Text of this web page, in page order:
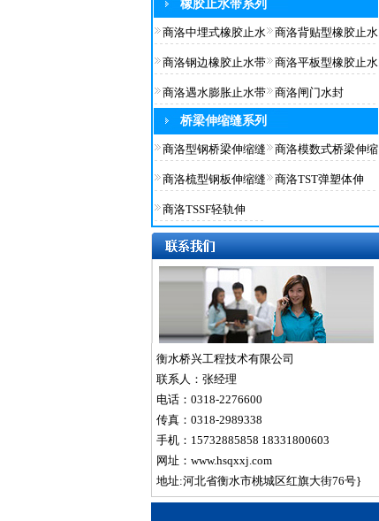
橡胶止水带系列
商洛中埋式橡胶止水 商洛背贴型橡胶止水
商洛钢边橡胶止水带 商洛平板型橡胶止水
商洛遇水膨胀止水带 商洛闸门水封
桥梁伸缩缝系列
商洛型钢桥梁伸缩缝 商洛模数式桥梁伸缩
商洛梳型钢板伸缩缝 商洛TST弹塑体伸
商洛TSSF轻轨伸
衡水桥兴工程技术有限公司
联系人：张经理
电话：0318-2276600
传真：0318-2989338
手机：15732885858 18331800603
网址：www.hsqxxj.com
地址:河北省衡水市桃城区红旗大街76号}